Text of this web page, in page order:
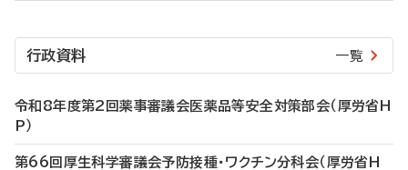
行政資料 一覧
令和8年度第2回薬事審議会医薬品等安全対策部会（厚労省H
P）
第66回厚生科学審議会予防接種・ワクチン分科会（厚労省H